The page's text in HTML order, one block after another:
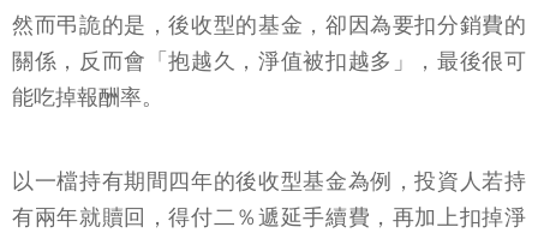
然而弔詭的是，後收型的基金，卻因為要扣分銷費的
關係，反而會「抱越久，淨值被扣越多」，最後很可
能吃掉報酬率。
以一檔持有期間四年的後收型基金為例，投資人若持
有兩年就贖回，得付二％遞延手續費，再加上扣掉淨